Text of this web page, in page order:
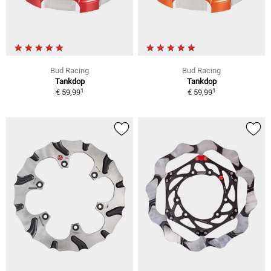
Bud Racing
Tankdop
€ 59,991
Bud Racing
Tankdop
€ 59,991